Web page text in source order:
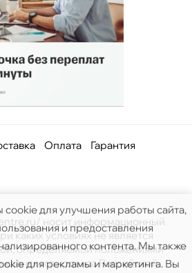
Оплата Гарантия
носит информационный
каких условиях не является
определяемой положениями
кодекса Российской.
для улучшения работы сайта,
и предоставления
контента. Мы также
для рекламы и маркетинга. Вы